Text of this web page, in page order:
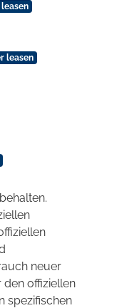
leasen
neuer
den offiziellen
spezifischen